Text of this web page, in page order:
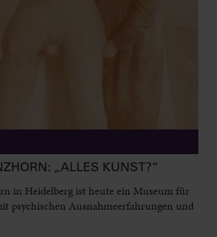
„ALLES KUNST?“
in Heidelberg ist heute ein Museum für
psychischen Ausnahmeerfahrungen und